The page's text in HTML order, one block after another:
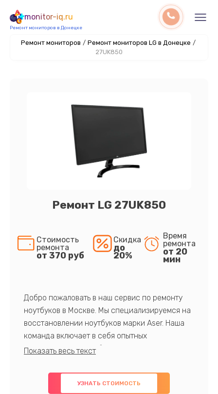
monitor-iq.ru
Ремонт мониторов в Донецке
Ремонт мониторов / Ремонт мониторов LG в Донецке /
27UK850
Ремонт LG 27UK850
Стоимость
ремонта
от 370 руб
Скидка
до
20%
Время
ремонта
от 20
мин
Добро пожаловать в наш сервис по ремонту
ноутбуков в Москве. Мы специализируемся на
восстановлении ноутбуков марки Aser. Наша
команда включает в себя опытных
профессионалов с обширными знаниями и
предлагаем быстрый и качественный ремонт с
использованием оригинальных компонентов, а
УЗНАТЬ СТОИМОСТЬ